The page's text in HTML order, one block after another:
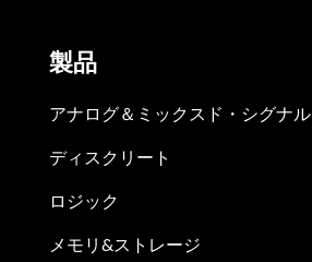
製品
アナログ＆ミックスド・シグナル
ディスクリート
ロジック
メモリ&ストレージ